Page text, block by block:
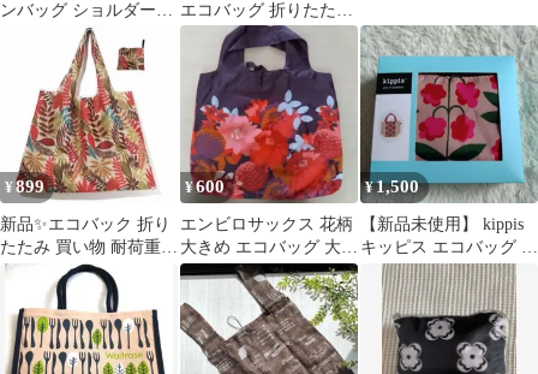
ンバッグ ショルダース
トラップ付き おしゃれ
エコバッグ 折りたたみ
ボタニカル
¥899
新品✨エコバック 折り
たたみ 買い物 耐荷重
25kg ショッピング 防
水 耐久
¥600
エンビロサックス 花柄
大きめ エコバッグ 大容
量 軽量 コンパクト
¥1,500
【新品未使用】 kippis
キッピス エコバッグ 花